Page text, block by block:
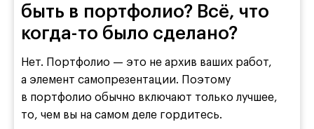
быть в портфолио? Всё, что
когда-то было сделано?
Нет. Портфолио — это не архив ваших работ,
а элемент самопрезентации. Поэтому
в портфолио обычно включают только лучшее,
то, чем вы на самом деле гордитесь.